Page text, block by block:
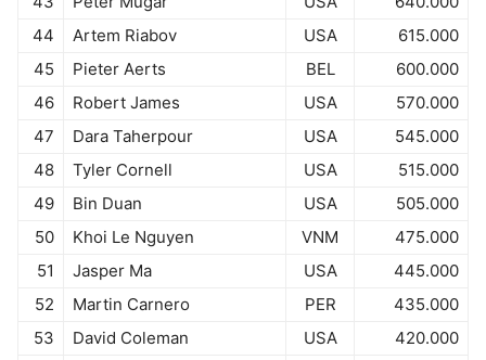
44
Artem Riabov USA
615.000
45
Pieter Aerts BEL
600.000
46
Robert James USA
570.000
47
Dara Taherpour USA
545.000
48
Tyler Cornell USA
515.000
49
Bin Duan USA
505.000
50
Khoi Le Nguyen VNM
475.000
51
Jasper Ma USA
445.000
52
Martin Carnero PER
435.000
53
David Coleman USA
420.000